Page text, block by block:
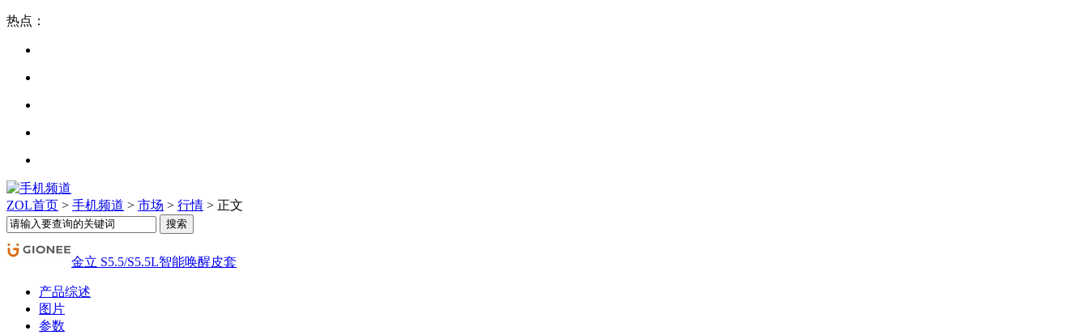
热点：
ZOL首页 > 手机频道 > 市场 > 行情 > 正文
金立 S5.5/S5.5L智能唤醒皮套
产品综述
图片
参数